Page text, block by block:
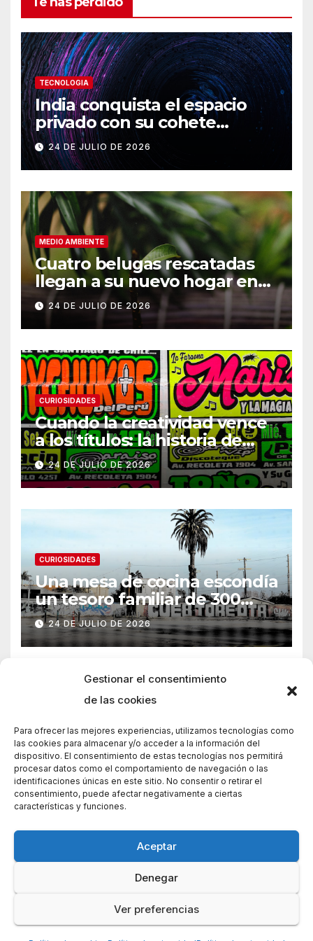
Gestionar el consentimiento
de las cookies
Para ofrecer las mejores experiencias, utilizamos tecnologías como
las cookies para almacenar y/o acceder a la información del
dispositivo. El consentimiento de estas tecnologías nos permitirá
procesar datos como el comportamiento de navegación o las
identificaciones únicas en este sitio. No consentir o retirar el
consentimiento, puede afectar negativamente a ciertas
características y funciones.
Aceptar
Denegar
Ver preferencias
TECNOLOGIA
India conquista el espacio
privado con su cohete
Vikram-1
24 DE JULIO DE 2026
MEDIO AMBIENTE
Cuatro belugas rescatadas
llegan a su nuevo hogar en
Chicago
24 DE JULIO DE 2026
CURIOSIDADES
Cuando la creatividad vence
a los títulos: la historia de
Armani
24 DE JULIO DE 2026
CURIOSIDADES
Una mesa de cocina escondía
un tesoro familiar de 300
años
24 DE JULIO DE 2026
Funciona gracias a WordPress|